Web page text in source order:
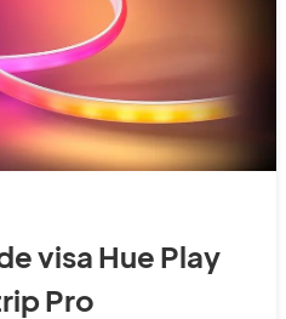
visa Hue Play
Pro